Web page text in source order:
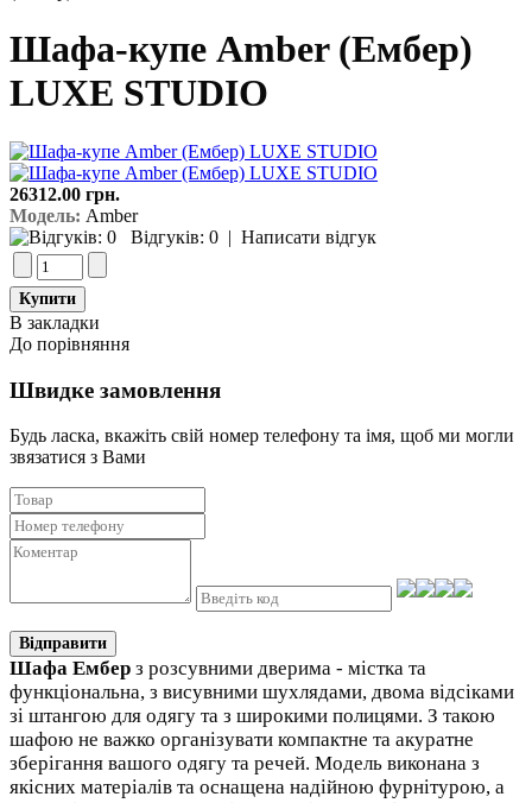
Шафа-купе Amber (Ембер)
LUXE STUDIO
26312.00 грн.
Модель: Amber
Відгуків: 0 | Написати відгук
В закладки
До порівняння
Швидке замовлення
Будь ласка, вкажіть свій номер телефону та iмя, щоб ми могли
звязатися з Вами
Відправити
Шафа Ембер з розсувними дверима - містка та
функціональна, з висувними шухлядами, двома відсіками
зі штангою для одягу та з широкими полицями. З такою
шафою не важко організувати компактне та акуратне
зберігання вашого одягу та речей. Модель виконана з
якісних матеріалів та оснащена надійною фурнітурою, а